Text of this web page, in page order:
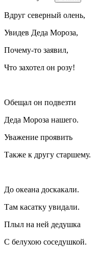
Вдруг северный олень,
Увидев Деда Мороза,
Почему-то заявил,
Что захотел он розу!
Обещал он подвезти
Деда Мороза нашего.
Уважение проявить
Также к другу старшему.
До океана доскакали.
Там касатку увидали.
Плыл на ней дедушка
С белухою соседушкой.